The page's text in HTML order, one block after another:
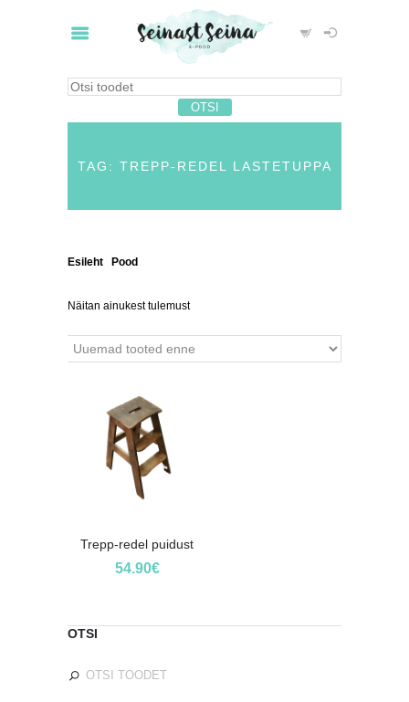
TAG: TREPP-REDEL LASTETUPPA
Esileht Pood
Näitan ainukest tulemust
Trepp-redel puidust
54.90€
OTSI